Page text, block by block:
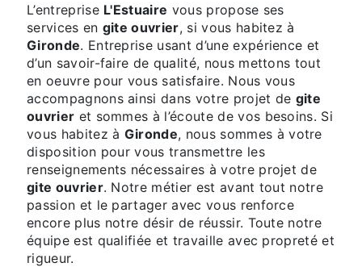
L’entreprise L'Estuaire vous propose ses
services en gite ouvrier, si vous habitez à
Gironde. Entreprise usant d’une expérience et
d’un savoir-faire de qualité, nous mettons tout
en oeuvre pour vous satisfaire. Nous vous
accompagnons ainsi dans votre projet de gite
ouvrier et sommes à l’écoute de vos besoins. Si
vous habitez à Gironde, nous sommes à votre
disposition pour vous transmettre les
renseignements nécessaires à votre projet de
gite ouvrier. Notre métier est avant tout notre
passion et le partager avec vous renforce
encore plus notre désir de réussir. Toute notre
équipe est qualifiée et travaille avec propreté et
rigueur.